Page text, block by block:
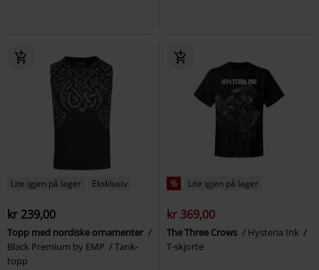
Lite igjen på lager Eksklusiv
kr 239,00
Topp med nordiske ornamenter
Black Premium by EMP
Tank-
topp
% Lite igjen på lager
kr 369,00
The Three Crows
Hysteria Ink
T-skjorte